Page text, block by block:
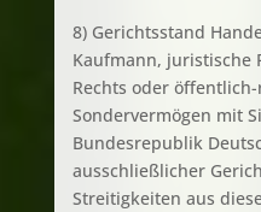
8) Gerichtsstand
Kaufmann, juristische
Rechts oder
Sondervermögen mit
Bundesrepublik
ausschließlicher
Streitigkeiten aus